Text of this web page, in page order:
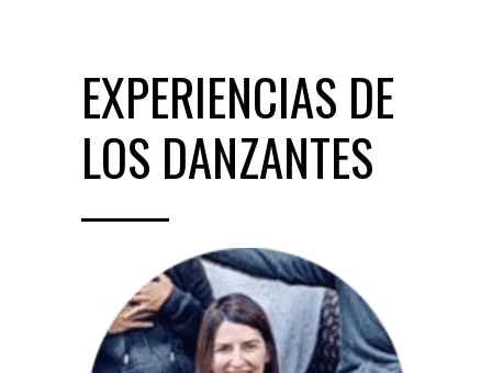
EXPERIENCIAS DE
LOS DANZANTES